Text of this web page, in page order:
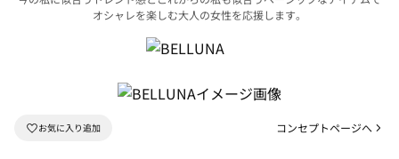
オシャレを楽しむ大人の女性を応援します。
コンセプトページへ